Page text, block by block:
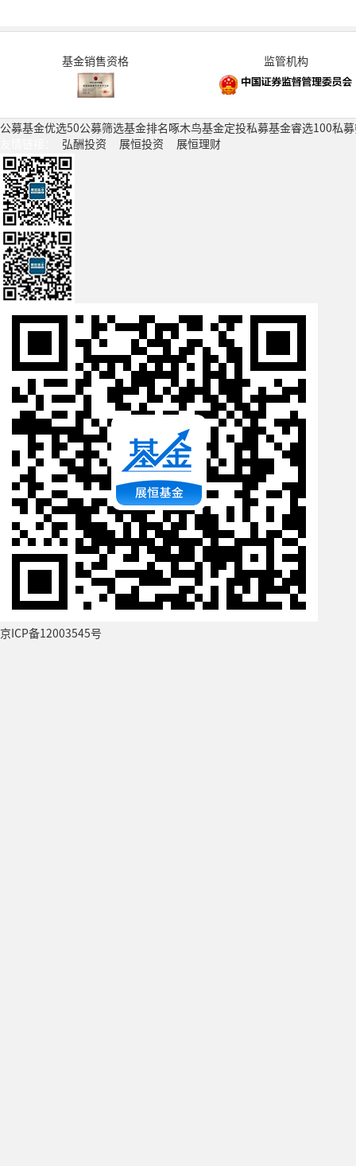
基金销售资格 监管机构
公募基金优选50公募筛选基金排名啄木鸟基金定投私募基金睿选100私
弘酬投资 展恒投资 展恒理财
京ICP备12003545号